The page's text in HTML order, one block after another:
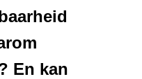
En kan